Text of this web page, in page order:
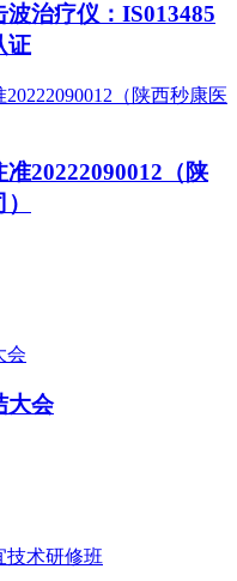
治疗仪：IS013485
证
20222090012（陕
大会